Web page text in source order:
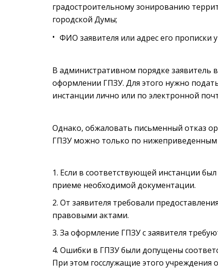
градостроительному зонированию
городской Думы;
ФИО заявителя или адрес его
В административном порядке заявитель
оформлении ГПЗУ. Для этого нужно
инстанции лично или по электронной
Однако, обжаловать письменный отказ
ГПЗУ можно только по
Если в соответствующей инстанции
приеме необходимой документации.
От заявителя требовали
правовыми актами.
За оформление ГПЗУ с заявителя
Ошибки в ГПЗУ были допущены
При этом госслужащие этого учреждения